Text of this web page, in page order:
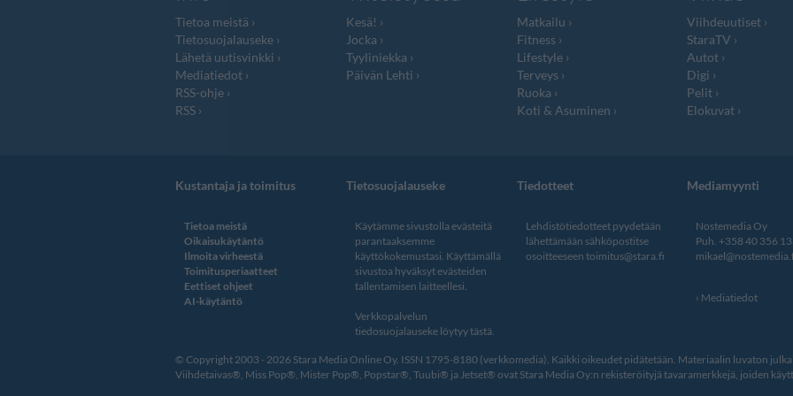
Tietoa meistä
Tietosuojalauseke
Lähetä uutisvinkki
Mediatiedot
RSS-ohje
RSS
Kesä!
Jocka
Tyyliniekka
Päivän Lehti
Matkailu
Fitness
Lifestyle
Terveys
Ruoka
Koti & Asuminen
Viihdeuutiset
StaraTV
Autot
Digi
Pelit
Elokuvat
Kustantaja ja toimitus
Tietoa meistä
Oikaisukäytäntö
Ilmoita virheestä
Toimitusperiaatteet
Eettiset ohjeet
AI-käytäntö
Tietosuojalauseke
Käytämme sivustolla evästeitä
parantaaksemme
käyttökokemustasi. Käyttämällä
sivustoa hyväksyt evästeiden
tallentamisen laitteellesi.
Verkkopalvelun
tiedosuojalauseke löytyy tästä.
Tiedotteet
Lehdistötiedotteet pyydetään
lähettämään sähköpostitse
osoitteeseen toimitus@stara.fi
Mediamyynti
Nostemedia Oy
Puh. +358 40 356
Mediatiedot
© Copyright 2003 - 2026 Stara Media Online Oy. ISSN 1795-8180 (verkkomedia). Kaikki oikeudet pidätetään. Materiaalin luvaton
Viihdetaivas®, Miss Pop®, Mister Pop®, Popstar®, Tuubi® ja Jetset® ovat Stara Media Oy:n rekisteröityjä tavaramerkkejä, joiden